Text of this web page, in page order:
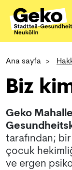
Ana sayfa >
Biz
Geko
tarafından;
çocuk
ve ergen